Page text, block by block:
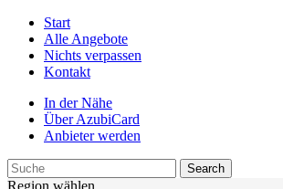
Start
Alle Angebote
Nichts verpassen
Kontakt
In der Nähe
Über AzubiCard
Anbieter werden
Region wählen